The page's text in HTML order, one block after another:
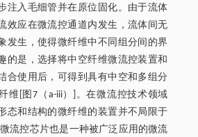
注入毛细管并在原位固化。由于流体
效应在微流控通道内发生，流体间无
发生，使得微纤维中不同组分间的界
的是，选择将中空纤维微流控装置和
合使用后，可得到具有中空和多组分
维[图7（a-iii）]。在微流控技术领域
态和结构的微纤维的装置并不局限于
流控芯片也是一种被广泛应用的微流